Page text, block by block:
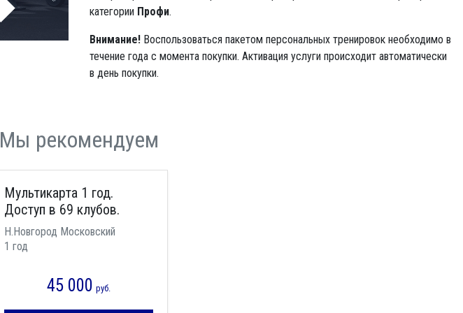
категории Профи.
Внимание!Воспользоваться пакетом персональных тренировок необходимо в
течение года с момента покупки. Активация услуги происходит автоматически
в день покупки.
Мы рекомендуем
Мультикарта 1 год.
Доступ в 69 клубов.
Н.Новгород Московский
1 год
45 000 руб.